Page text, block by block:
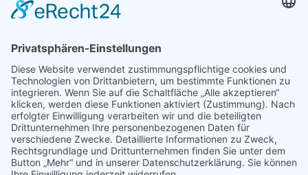
AKTIV WERDEN
Mitgliedschaft
Spenden
SERVICE
Shop
Naturschutzbrief
News
Presse